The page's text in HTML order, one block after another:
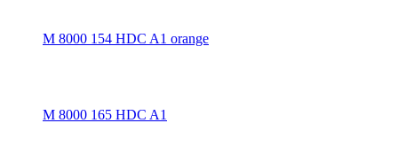
M 8000 154 HDC A1 orange
M 8000 165 HDC A1